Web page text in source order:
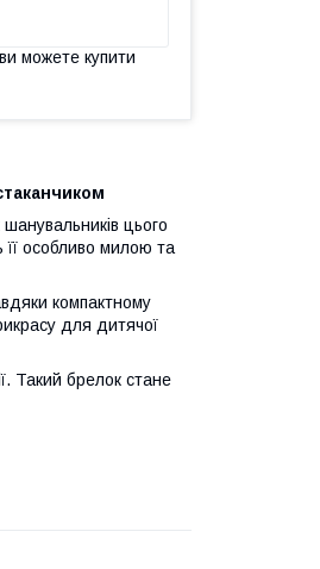
можете купити
цього
її особливо милою та
компактному
для дитячої
Такий брелок стане